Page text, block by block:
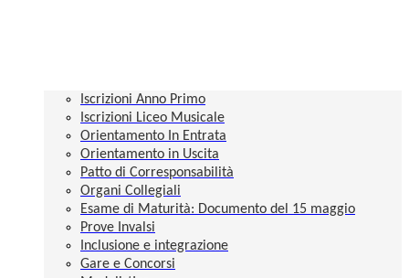
Iscrizioni Anno Primo
Iscrizioni Liceo Musicale
Orientamento In Entrata
Orientamento in Uscita
Patto di Corresponsabilità
Organi Collegiali
Esame di Maturità: Documento del 15 maggio
Prove Invalsi
Inclusione e integrazione
Gare e Concorsi